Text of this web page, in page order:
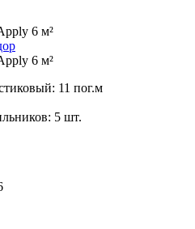
6 м²
6 м²
11 пог.м
5 шт.